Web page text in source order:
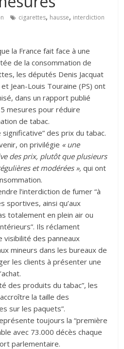
cigarettes, hausse, interdiction
la France fait face à une
de la consommation de
les députés Denis Jacquat
Jean-Louis Touraine (PS) ont
dans un rapport publié
mesures pour réduire
de tabac.
significative” des prix du tabac.
on privilégie « une
des prix, plutôt que plusieurs
et modérées », qui ont
l’interdiction de fumer “à
sportives, ainsi qu’aux
totalement en plein air ou
Ils réclament
visibilité des panneaux
mineurs dans les bureaux de
les clients à présenter une
des produits du tabac”, les
la taille des
sur les paquets”.
toujours la “première
avec 73.000 décès chaque
parlementaire.